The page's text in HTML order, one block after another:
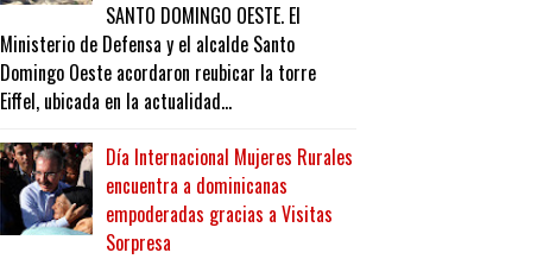
SANTO DOMINGO OESTE. El
Ministerio de Defensa y el alcalde Santo
Domingo Oeste acordaron reubicar la torre
Eiffel, ubicada en la actualidad...
Día Internacional Mujeres Rurales
encuentra a dominicanas
empoderadas gracias a Visitas
Sorpresa